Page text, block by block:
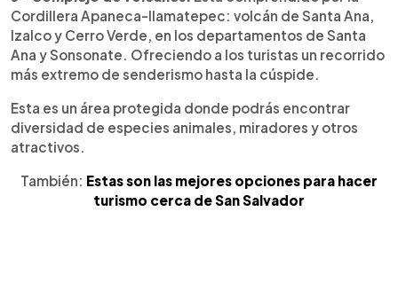
Cordillera Apaneca-Ilamatepec: volcán de Santa Ana,
Izalco y Cerro Verde, en los departamentos de Santa
Ana y Sonsonate. Ofreciendo a los turistas un recorrido
más extremo de senderismo hasta la cúspide.
Esta es un área protegida donde podrás encontrar
diversidad de especies animales, miradores y otros
atractivos.
También: Estas son las mejores opciones para hacer
turismo cerca de San Salvador